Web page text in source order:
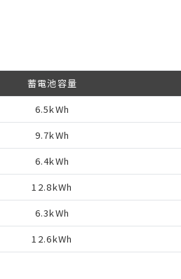
蓄電池容量
6.5kWh
9.7kWh
6.4kWh
12.8kWh
6.3kWh
12.6kWh